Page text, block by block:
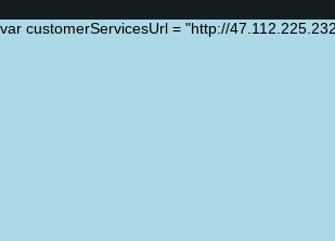
var customerServicesUrl = "http://